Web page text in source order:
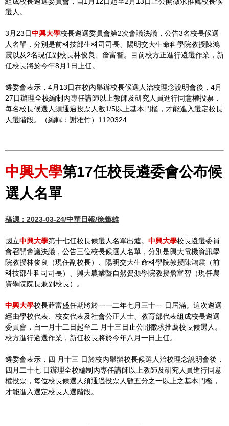
選人。
3月23日中興大學校長遴選委員會第2次會議決議，公告3名校長候選
人名單，分別是前科技部生科司司長、陽明交大生命科學院教授陳鴻
震以及2名現任副校長林俊良、詹富智。目前校方正進行遴選作業，新
任校長將於今年8月1日上任。
遴委會表示，4月13日在校內舉辦校長候選人治校理念說明會後，4月
27日辦理全校編制內專任講師以上教師及研究人員進行同意權投票，
每名校長候選人須通過投票人數1/5以上基本門檻，才能進入選定校長
人選階段。（編輯：謝雅竹）1120324
中興大學第17任校長遴委會公布候
選人名單
稿源：2023-03-24/中華日報/徐義雄
國立中興大學第十七任校長候選人名單出爐。 中興大學校長遴選委員
會召開會議決議，公告三位校長候選人名單，分別是興大電機資訊學
院教授林俊良（現任副校長）、陽明交大生命科學院教授陳鴻震（前
科技部生科司司長）、興大農業暨自然資源學院教授詹富智（現任農
資學院院長兼副校長）。
中興大學校長薛富盛任期將於一一二年七月三十一 日屆滿。這次遴選
經由學校代表、校友代表及社會公正人士、教育部代表組成校長遴選
委員會，自一月十二日起至二 月十三日止公開徵求推薦校長候選人。
校方進行遴選作業，新任校長將於今年八月一日上任。
遴委會表示，四 月十三 日於校內舉辦校長候選人治校理念說明會後，
四月二十七 日辦理全校編制內專任講師以上教師及研究人員進行同意
權投票，每位校長候選人須通過投票人數五分之一以上之基本門檻，
才能進入選定校長人選階段。